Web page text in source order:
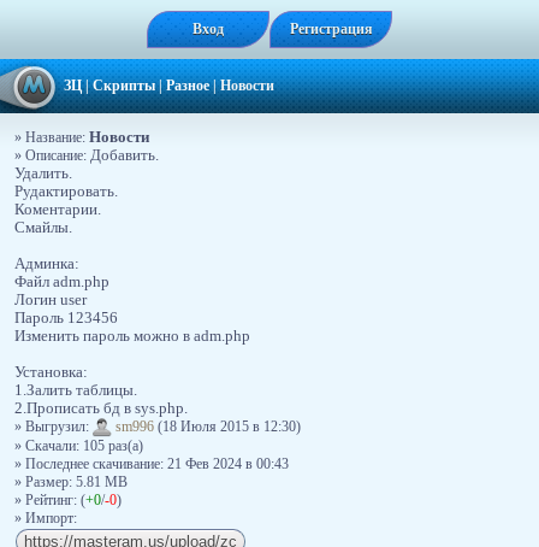
Вход Регистрация
ЗЦ|Скрипты|Разное|Новости
» Название: Новости
» Описание: Добавить.
Удалить.
Рудактировать.
Коментарии.
Смайлы.
Админка:
Файл adm.php
Логин user
Пароль 123456
Изменить пароль можно в adm.php
Установка:
1.Залить таблицы.
2.Прописать бд в sys.php.
» Выгрузил:
sm996 (18 Июля 2015 в 12:30)
» Скачали: 105 раз(a)
» Последнее скачивание: 21 Фев 2024 в 00:43
» Размер: 5.81 MB
» Рейтинг: (+0/-0)
» Импорт: